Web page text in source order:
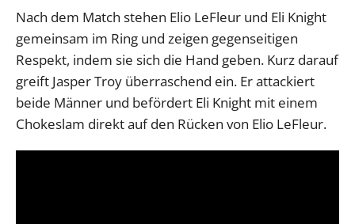
Nach dem Match stehen Elio LeFleur und Eli Knight
gemeinsam im Ring und zeigen gegenseitigen
Respekt, indem sie sich die Hand geben. Kurz darauf
greift Jasper Troy überraschend ein. Er attackiert
beide Männer und befördert Eli Knight mit einem
Chokeslam direkt auf den Rücken von Elio LeFleur.